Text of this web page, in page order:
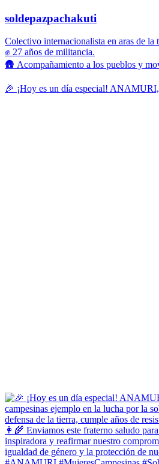
soldepazpachakuti
Colectivo internacionalista en aras de la
✊ 27 años de militancia.
🛖 Acompañamiento a los pueblos y
🎉 ¡Hoy es un día especial!